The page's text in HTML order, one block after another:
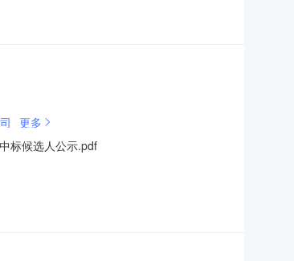
更多
标候选人公示.pdf